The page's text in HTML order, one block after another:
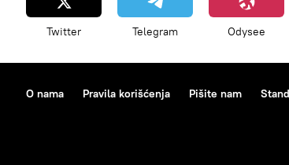
Twitter Telegram Odysee
O nama Pravila korišćenja Pišite nam